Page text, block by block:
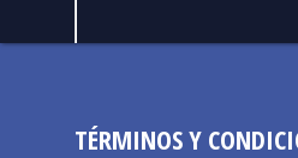
TÉRMINOS Y